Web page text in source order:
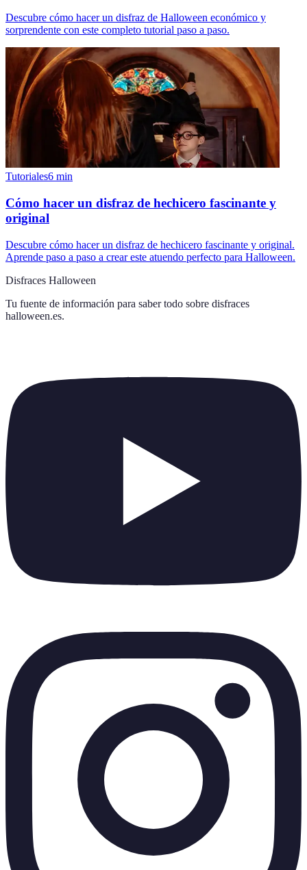
Descubre cómo hacer un disfraz de Halloween económico y
sorprendente con este completo tutorial paso a paso.
Tutoriales6 min
Cómo hacer un disfraz de hechicero fascinante y
original
Descubre cómo hacer un disfraz de hechicero fascinante y original.
Aprende paso a paso a crear este atuendo perfecto para Halloween.
Disfraces Halloween
Tu fuente de información para saber todo sobre disfraces
halloween.es.